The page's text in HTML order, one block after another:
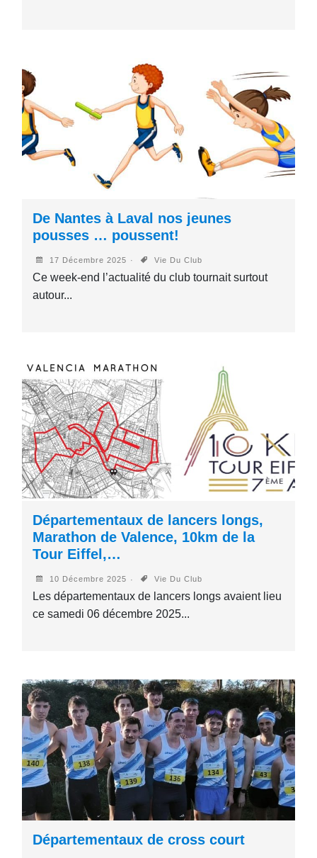
De Nantes à Laval nos jeunes
pousses … poussent!
17 Décembre 2025 Vie Du Club
Ce week-end l’actualité du club tournait surtout
autour...
Départementaux de lancers longs,
Marathon de Valence, 10km de la
Tour Eiffel,…
10 Décembre 2025 Vie Du Club
Les départementaux de lancers longs avaient lieu
ce samedi 06 décembre 2025...
Départementaux de cross court